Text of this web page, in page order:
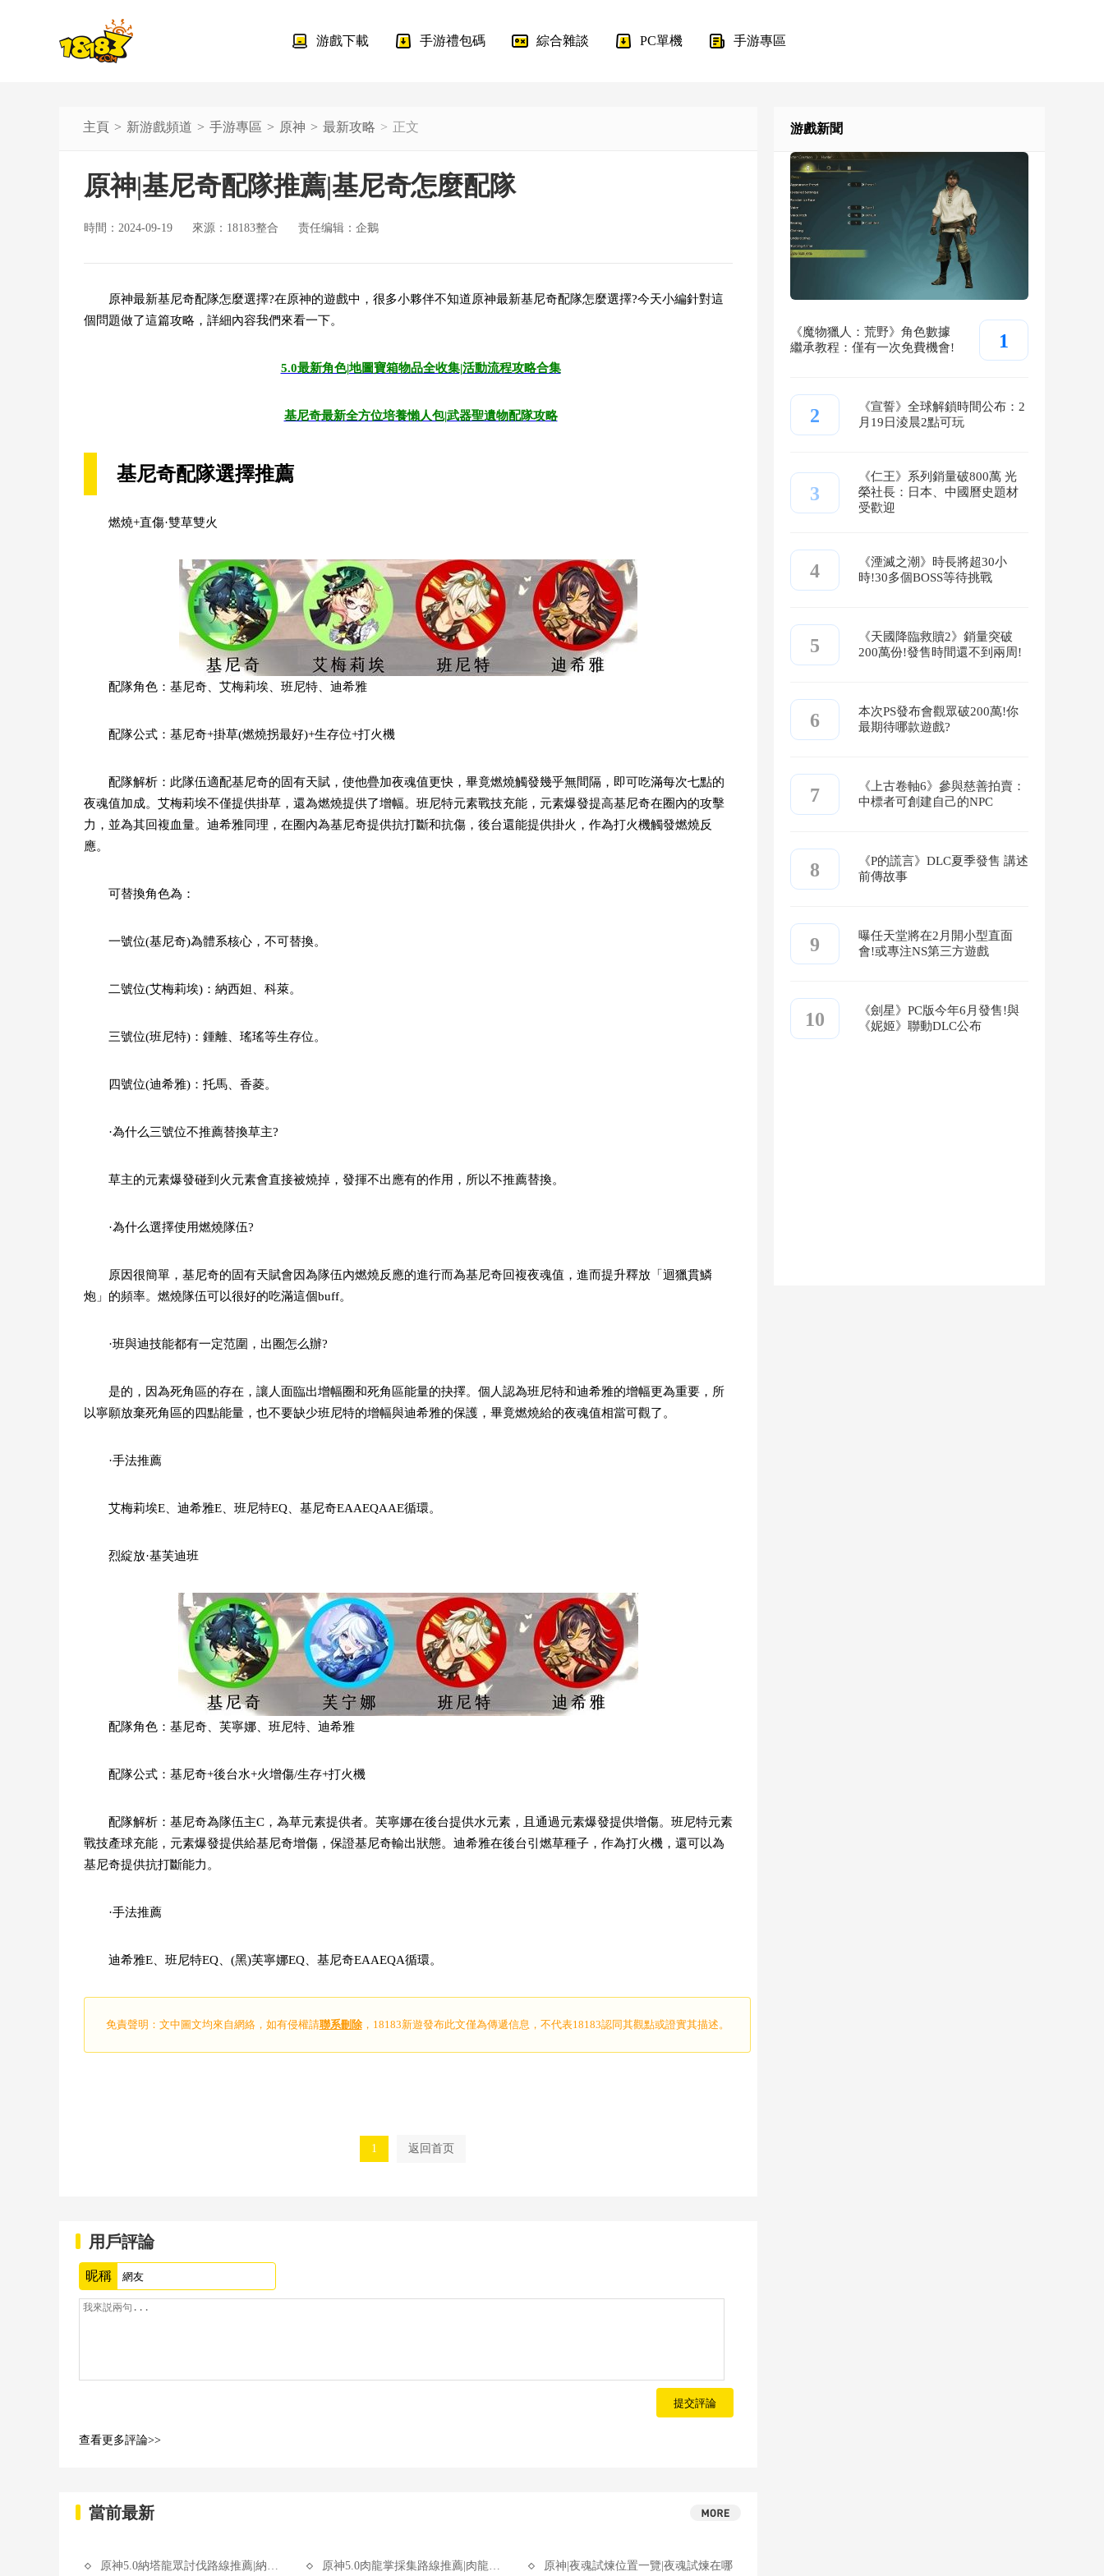
游戲下載 手游禮包碼 綜合雜談 PC單機 手游專區
主頁 新游戲頻道 手游專區 原神 最新攻略 正文
原神|基尼奇配隊推薦|基尼奇怎麼配隊
時間：2024-09-19 來源：18183整合 责任编辑：企鵝
原神最新基尼奇配隊怎麼選擇?在原神的遊戲中，很多小夥伴不知道原神最新基尼奇配隊怎麼選擇?今天小編針對這
個問題做了這篇攻略，詳細內容我們來看一下。
5.0最新角色|地圖寶箱物品全收集|活動流程攻略合集
基尼奇最新全方位培養懶人包|武器聖遺物配隊攻略
基尼奇配隊選擇推薦
燃燒+直傷·雙草雙火
配隊角色：基尼奇、艾梅莉埃、班尼特、迪希雅
配隊公式：基尼奇+掛草(燃燒拐最好)+生存位+打火機
配隊解析：此隊伍適配基尼奇的固有天賦，使他疊加夜魂值更快，畢竟燃燒觸發幾乎無間隔，即可吃滿每次七點的
夜魂值加成。艾梅莉埃不僅提供掛草，還為燃燒提供了增幅。班尼特元素戰技充能，元素爆發提高基尼奇在圈內的攻擊
力，並為其回複血量。迪希雅同理，在圈內為基尼奇提供抗打斷和抗傷，後台還能提供掛火，作為打火機觸發燃燒反
應。
可替換角色為：
一號位(基尼奇)為體系核心，不可替換。
二號位(艾梅莉埃)：納西妲、科萊。
三號位(班尼特)：鍾離、瑤瑤等生存位。
四號位(迪希雅)：托馬、香菱。
·為什么三號位不推薦替換草主?
草主的元素爆發碰到火元素會直接被燒掉，發揮不出應有的作用，所以不推薦替換。
·為什么選擇使用燃燒隊伍?
原因很簡單，基尼奇的固有天賦會因為隊伍內燃燒反應的進行而為基尼奇回複夜魂值，進而提升釋放「迴獵貫鱗
炮」的頻率。燃燒隊伍可以很好的吃滿這個buff。
·班與迪技能都有一定范圍，出圈怎么辦?
是的，因為死角區的存在，讓人面臨出增幅圈和死角區能量的抉擇。個人認為班尼特和迪希雅的增幅更為重要，所
以寧願放棄死角區的四點能量，也不要缺少班尼特的增幅與迪希雅的保護，畢竟燃燒給的夜魂值相當可觀了。
·手法推薦
艾梅莉埃E、迪希雅E、班尼特EQ、基尼奇EAAEQAAE循環。
烈綻放·基芙迪班
配隊角色：基尼奇、芙寧娜、班尼特、迪希雅
配隊公式：基尼奇+後台水+火增傷/生存+打火機
配隊解析：基尼奇為隊伍主C，為草元素提供者。芙寧娜在後台提供水元素，且通過元素爆發提供增傷。班尼特元素
戰技產球充能，元素爆發提供給基尼奇增傷，保證基尼奇輸出狀態。迪希雅在後台引燃草種子，作為打火機，還可以為
基尼奇提供抗打斷能力。
·手法推薦
迪希雅E、班尼特EQ、(黑)芙寧娜EQ、基尼奇EAAEQA循環。
免責聲明：文中圖文均來自網絡，如有侵權請聯系刪除，18183新遊發布此文僅為傳遞信息，不代表18183認同其觀點或證實其描述。
1 返回首页
用戶評論
昵稱
提交評論
查看更多評論>>
當前最新
原神5.0納塔龍眾討伐路線推薦|納塔龍眾位置一覽 原神5.0肉龍掌採集路線推薦|肉龍掌位置一覽 原神|夜魂試煉位置一覽|夜魂試煉在哪
游戲新聞
1
《魔物獵人：荒野》角色數據
繼承教程：僅有一次免費機會!
2
《宣誓》全球解鎖時間公布：2
月19日淩晨2點可玩
3
《仁王》系列銷量破800萬 光
榮社長：日本、中國曆史題材
受歡迎
4
《湮滅之潮》時長將超30小
時!30多個BOSS等待挑戰
5
《天國降臨救贖2》銷量突破
200萬份!發售時間還不到兩周!
6
本次PS發布會觀眾破200萬!你
最期待哪款遊戲?
7
《上古卷軸6》參與慈善拍賣：
中標者可創建自己的NPC
8
《P的謊言》DLC夏季發售 講述
前傳故事
9
曝任天堂將在2月開小型直面
會!或專注NS第三方遊戲
10
《劍星》PC版今年6月發售!與
《妮姬》聯動DLC公布